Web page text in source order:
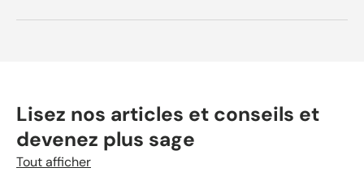
Lisez nos articles et conseils et
devenez plus sage
Tout afficher